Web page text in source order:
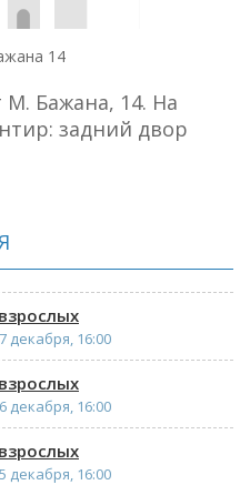
14
Бажана, 14. На
задний двор
декабря, 16:00
декабря, 16:00
декабря, 16:00